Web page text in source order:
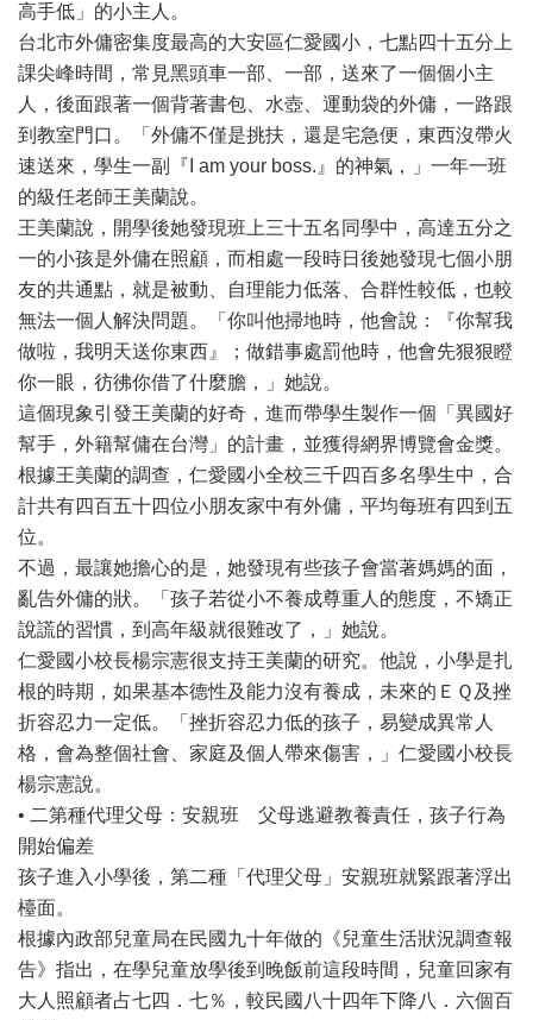
高手低」的小主人。
台北市外傭密集度最高的大安區仁愛國小，七點四十五分上
課尖峰時間，常見黑頭車一部、一部，送來了一個個小主
人，後面跟著一個背著書包、水壺、運動袋的外傭，一路跟
到教室門口。「外傭不僅是挑扶，還是宅急便，東西沒帶火
速送來，學生一副『I am your boss.』的神氣，」一年一班
的級任老師王美蘭說。
王美蘭說，開學後她發現班上三十五名同學中，高達五分之
一的小孩是外傭在照顧，而相處一段時日後她發現七個小朋
友的共通點，就是被動、自理能力低落、合群性較低，也較
無法一個人解決問題。「你叫他掃地時，他會說：『你幫我
做啦，我明天送你東西』；做錯事處罰他時，他會先狠狠瞪
你一眼，彷彿你借了什麼膽，」她說。
這個現象引發王美蘭的好奇，進而帶學生製作一個「異國好
幫手，外籍幫傭在台灣」的計畫，並獲得網界博覽會金獎。
根據王美蘭的調查，仁愛國小全校三千四百多名學生中，合
計共有四百五十四位小朋友家中有外傭，平均每班有四到五
位。
不過，最讓她擔心的是，她發現有些孩子會當著媽媽的面，
亂告外傭的狀。「孩子若從小不養成尊重人的態度，不矯正
說謊的習慣，到高年級就很難改了，」她說。
仁愛國小校長楊宗憲很支持王美蘭的研究。他說，小學是扎
根的時期，如果基本德性及能力沒有養成，未來的ＥＱ及挫
折容忍力一定低。「挫折容忍力低的孩子，易變成異常人
格，會為整個社會、家庭及個人帶來傷害，」仁愛國小校長
楊宗憲說。
• 二第種代理父母：安親班 父母逃避教養責任，孩子行為
開始偏差
孩子進入小學後，第二種「代理父母」安親班就緊跟著浮出
檯面。
根據內政部兒童局在民國九十年做的《兒童生活狀況調查報
告》指出，在學兒童放學後到晚飯前這段時間，兒童回家有
大人照顧者占七四．七％，較民國八十四年下降八．六個百